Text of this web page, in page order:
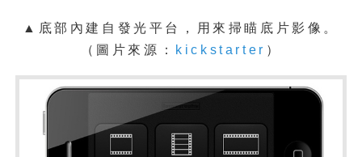
▲底部內建自發光平台，用來掃瞄底片影像。
（ 圖片來源： kickstarter ）